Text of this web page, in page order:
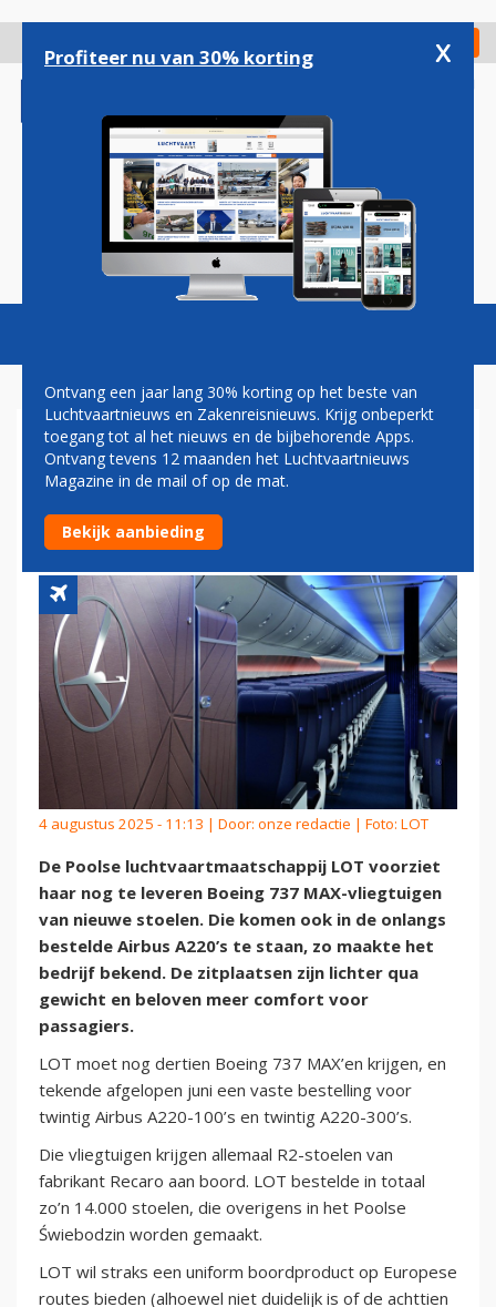
gaan
Check in
Magazine Podcasts Vacatures
LOT KIEST DEZELFDE
STOELEN VOOR BOEING 737
MAX EN AIRBUS A220
4 augustus 2025 - 11:13 | Door: onze redactie | Foto: LOT
De Poolse luchtvaartmaatschappij LOT voorziet
haar nog te leveren Boeing 737 MAX-vliegtuigen
van nieuwe stoelen. Die komen ook in de onlangs
bestelde Airbus A220’s te staan, zo maakte het
bedrijf bekend. De zitplaatsen zijn lichter qua
gewicht en beloven meer comfort voor
passagiers.
LOT moet nog dertien Boeing 737 MAX’en krijgen, en
tekende afgelopen juni een vaste bestelling voor
twintig Airbus A220-100’s en twintig A220-300’s.
Die vliegtuigen krijgen allemaal R2-stoelen van
fabrikant Recaro aan boord. LOT bestelde in totaal
zo’n 14.000 stoelen, die overigens in het Poolse
Świebodzin worden gemaakt.
LOT wil straks een uniform boordproduct op Europese
routes bieden (alhoewel niet duidelijk is of de achttien
Profiteer nu van 30% korting x
Ontvang een jaar lang 30% korting op het beste van
Luchtvaartnieuws en Zakenreisnieuws. Krijg onbeperkt
toegang tot al het nieuws en de bijbehorende Apps.
Ontvang tevens 12 maanden het Luchtvaartnieuws
Magazine in de mail of op de mat.
Bekijk aanbieding